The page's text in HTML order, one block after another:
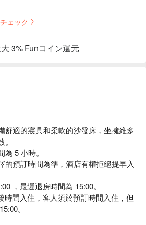
ェック
3% Funコイン還元
舒適的寢具和柔軟的沙發床，坐擁維多
5 小時。
的預訂時間為準，酒店有權拒絕提早入
，最遲退房時間為 15:00。
時間入住，客人須於預訂時間入住，但
。